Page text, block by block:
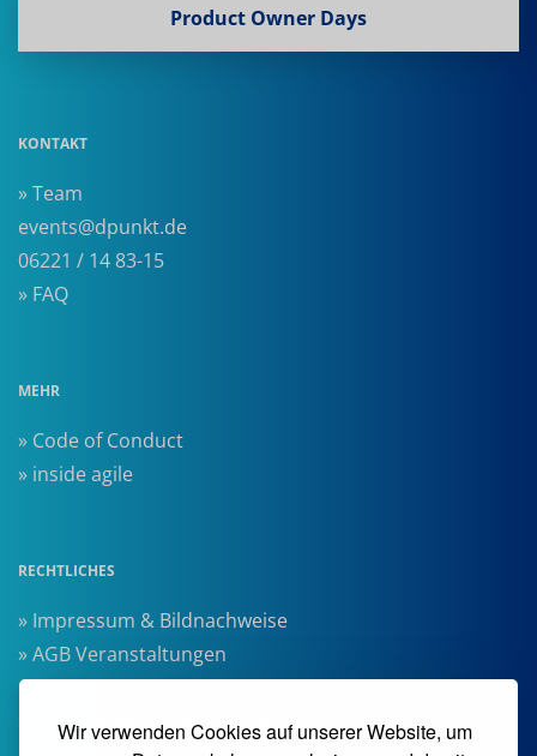
Wir verwenden Cookies auf unserer Website, um
Product Owner Days
KONTAKT
» Team
events@dpunkt.de
06221 / 14 83-15
» FAQ
MEHR
» Code of Conduct
» inside agile
RECHTLICHES
» Impressum & Bildnachweise
» AGB Veranstaltungen
» Datenschutzerklärung Heise Medien
» Datenschutzerklärung Rheinwerk Verlag